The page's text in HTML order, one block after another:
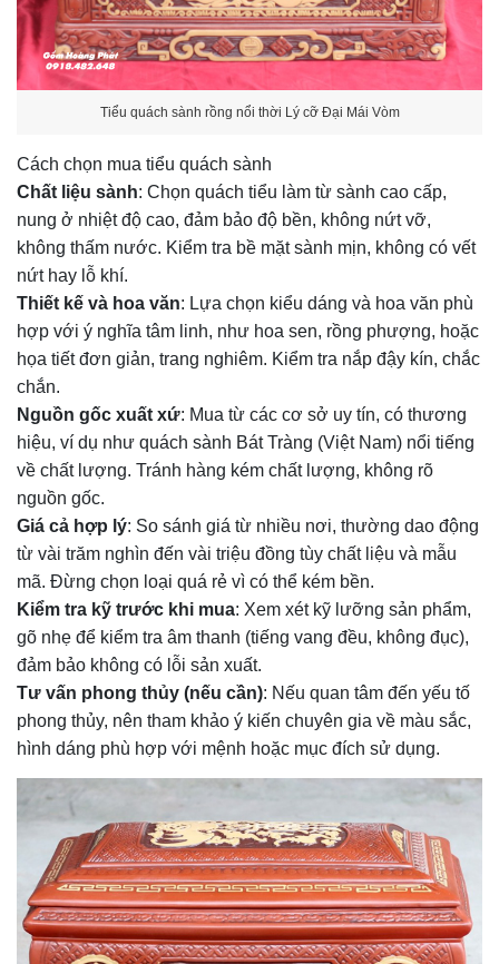
Tiểu quách sành rồng nổi thời Lý cỡ Đại Mái Vòm
Cách chọn mua tiểu quách sành
Chất liệu sành: Chọn quách tiểu làm từ sành cao cấp,
nung ở nhiệt độ cao, đảm bảo độ bền, không nứt vỡ,
không thấm nước. Kiểm tra bề mặt sành mịn, không có vết
nứt hay lỗ khí.
Thiết kế và hoa văn: Lựa chọn kiểu dáng và hoa văn phù
hợp với ý nghĩa tâm linh, như hoa sen, rồng phượng, hoặc
họa tiết đơn giản, trang nghiêm. Kiểm tra nắp đậy kín, chắc
chắn.
Nguồn gốc xuất xứ: Mua từ các cơ sở uy tín, có thương
hiệu, ví dụ như quách sành Bát Tràng (Việt Nam) nổi tiếng
về chất lượng. Tránh hàng kém chất lượng, không rõ
nguồn gốc.
Giá cả hợp lý: So sánh giá từ nhiều nơi, thường dao động
từ vài trăm nghìn đến vài triệu đồng tùy chất liệu và mẫu
mã. Đừng chọn loại quá rẻ vì có thể kém bền.
Kiểm tra kỹ trước khi mua: Xem xét kỹ lưỡng sản phẩm,
gõ nhẹ để kiểm tra âm thanh (tiếng vang đều, không đục),
đảm bảo không có lỗi sản xuất.
Tư vấn phong thủy (nếu cần): Nếu quan tâm đến yếu tố
phong thủy, nên tham khảo ý kiến chuyên gia về màu sắc,
hình dáng phù hợp với mệnh hoặc mục đích sử dụng.